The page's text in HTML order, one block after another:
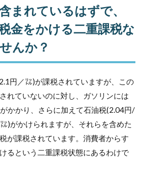
まれているはずで、
金をかける二重課税な
んか？
円／㍑)が課税されていますが、この
れていないのに対し、ガソリンには
かかり、さらに加えて石油税(2.04円/
)がかけられますが、それらを含めた
が課税されています。消費者からす
るという二重課税状態にあるわけで